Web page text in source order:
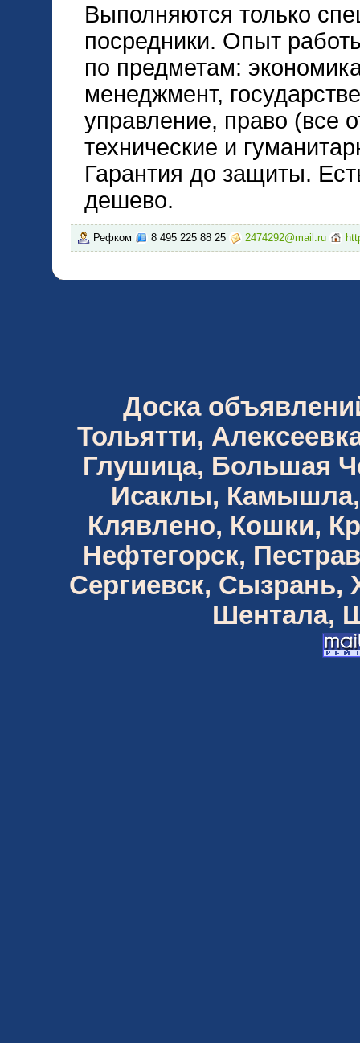
Выполняются только
посредники. Опыт
по предметам:
менеджмент,
управление, право (все
технические и
Гарантия до защиты.
дешево.
Рефком 8 495 225 88 25 2474292@mail.ru
Доска
Тольятти,
Глушица, Большая
Исаклы, Камышла,
Клявлено, Кошки,
Нефтегорск,
Сергиевск,
Шентала,